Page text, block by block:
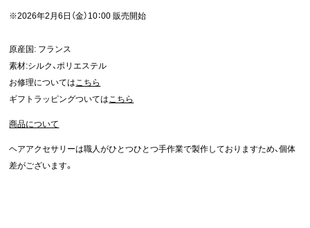
※2026年2月6日（金）10：00 販売開始
原産国: フランス
素材:シルク、ポリエステル
お修理についてはこちら
ギフトラッピングついてはこちら
商品について
ヘアアクセサリーは職人がひとつひとつ手作業で製作しておりますため、個体
差がございます。